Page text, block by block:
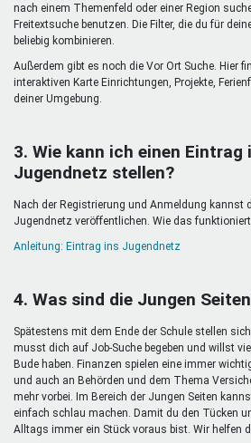
nach einem Themenfeld oder einer Region
Freitextsuche benutzen. Die Filter, die du für
beliebig kombinieren.
Außerdem gibt es noch die Vor Ort Suche. Hier
interaktiven Karte Einrichtungen, Projekte,
deiner Umgebung.
3. Wie kann ich einen Eintrag
Jugendnetz stellen?
Nach der Registrierung und Anmeldung kannst
Jugendnetz veröffentlichen. Wie das
Anleitung: Eintrag ins Jugendnetz
4. Was sind die Jungen
Spätestens mit dem Ende der Schule stellen
musst dich auf Job-Suche begeben und willst
Bude haben. Finanzen spielen eine immer
und auch an Behörden und dem Thema
mehr vorbei. Im Bereich der Jungen Seiten
einfach schlau machen. Damit du den Tücken
Alltags immer ein Stück voraus bist. Wir helfen